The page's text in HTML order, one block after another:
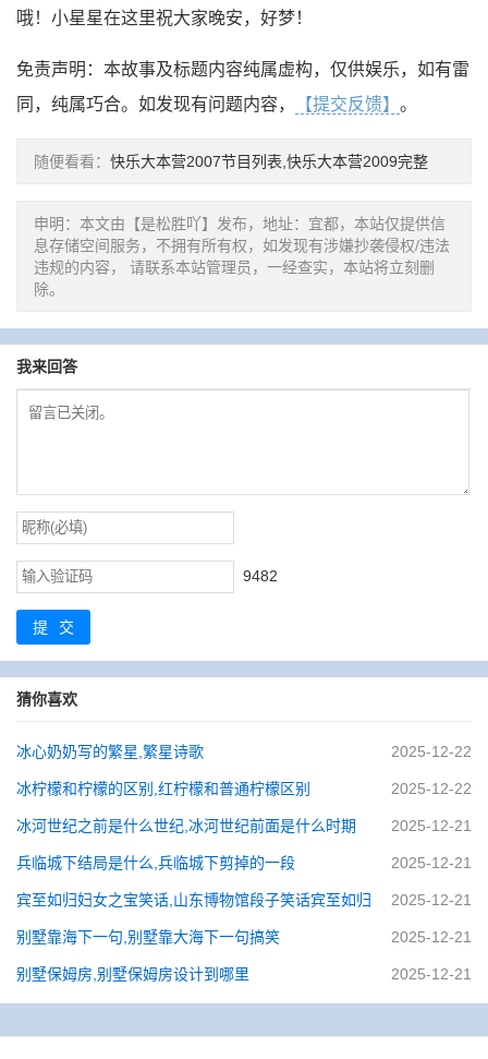
哦！小星星在这里祝大家晚安，好梦！
免责声明：本故事及标题内容纯属虚构，仅供娱乐，如有雷
同，纯属巧合。如发现有问题内容，
【提交反馈】 。
随便看看： 快乐大本营2007节目列表,快乐大本营2009完整
申明：本文由【是松胜吖】发布，地址：宜都，本站仅提供信
息存储空间服务，不拥有所有权，如发现有涉嫌抄袭侵权/违法
违规的内容， 请联系本站管理员，一经查实，本站将立刻删
除。
我来回答
9482
提交
猜你喜欢
冰心奶奶写的繁星,繁星诗歌 2025-12-22
冰柠檬和柠檬的区别,红柠檬和普通柠檬区别 2025-12-22
冰河世纪之前是什么世纪,冰河世纪前面是什么时期 2025-12-21
兵临城下结局是什么,兵临城下剪掉的一段 2025-12-21
宾至如归妇女之宝笑话,山东博物馆段子笑话宾至如归 2025-12-21
别墅靠海下一句,别墅靠大海下一句搞笑 2025-12-21
别墅保姆房,别墅保姆房设计到哪里 2025-12-21